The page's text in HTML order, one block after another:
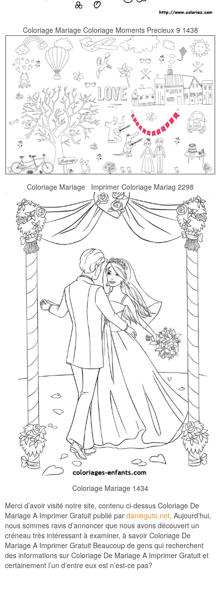
Coloriage Mariage Coloriage Moments Precieux 9 1438
Coloriage Mariage Imprimer Coloriage Mariag 2298
Coloriage Mariage 1434
Merci d’avoir visité notre site, contenu ci-dessus Coloriage De
Mariage A Imprimer Gratuit publié par danieguto,net. Aujourd’hui,
nous sommes ravis d’annoncer que nous avons découvert un
créneau très intéressant à examiner, à savoir Coloriage De
Mariage A Imprimer Gratuit Beaucoup de gens qui recherchent
des informations sur Coloriage De Mariage A Imprimer Gratuit et
certainement l’un d’entre eux est n’est-ce pas?